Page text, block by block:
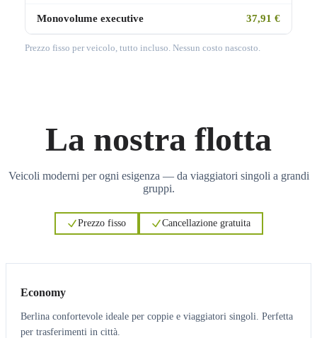
Monovolume executive 37,91 €
Prezzo fisso per veicolo, tutto incluso. Nessun costo nascosto.
La nostra flotta
Veicoli moderni per ogni esigenza — da viaggiatori singoli a grandi
gruppi.
Prezzo fisso Cancellazione gratuita
Economy
Berlina confortevole ideale per coppie e viaggiatori singoli. Perfetta
per trasferimenti in città.